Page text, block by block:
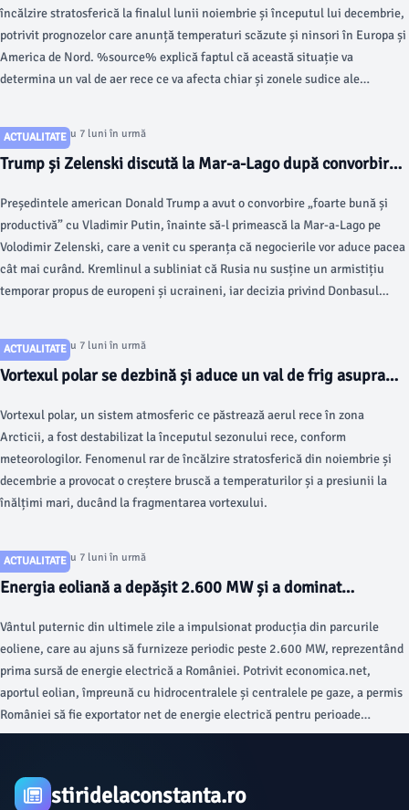
încălzire stratosferică la finalul lunii noiembrie și începutul lui decembrie,
potrivit prognozelor care anunță temperaturi scăzute și ninsori în Europa și
America de Nord. %source% explică faptul că această situație va
determina un val de aer rece ce va afecta chiar și zonele sudice ale
ACTUALITATE
Articol postat cu 7 luni în urmă
Trump și Zelenski discută la Mar-a-Lago după convorbirea
Președintele american Donald Trump a avut o convorbire „foarte bună și
productivă” cu Vladimir Putin, înainte să-l primească la Mar-a-Lago pe
Volodimir Zelenski, care a venit cu speranța că negocierile vor aduce pacea
cât mai curând. Kremlinul a subliniat că Rusia nu susține un armistițiu
temporar propus de europeni și ucraineni, iar decizia privind Donbasul
ACTUALITATE
Articol postat cu 7 luni în urmă
Vortexul polar se dezbină și aduce un val de frig asupra
Vortexul polar, un sistem atmosferic ce păstrează aerul rece în zona
Arcticii, a fost destabilizat la începutul sezonului rece, conform
meteorologilor. Fenomenul rar de încălzire stratosferică din noiembrie și
decembrie a provocat o creștere bruscă a temperaturilor și a presiunii la
înălțimi mari, ducând la fragmentarea vortexului.
ACTUALITATE
Articol postat cu 7 luni în urmă
Energia eoliană a depășit 2.600 MW și a dominat
Vântul puternic din ultimele zile a impulsionat producția din parcurile
eoliene, care au ajuns să furnizeze periodic peste 2.600 MW, reprezentând
prima sursă de energie electrică a României. Potrivit economica.net,
aportul eolian, împreună cu hidrocentralele și centralele pe gaze, a permis
României să fie exportator net de energie electrică pentru perioade
semnificative în această perioadă.
stiridelaconstanta.ro